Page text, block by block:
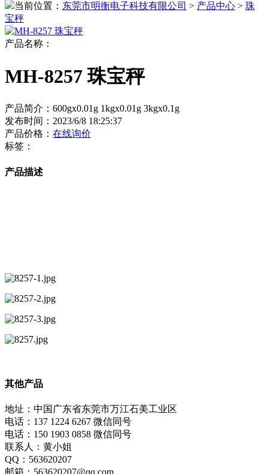
当前位置： 东莞市明衡电子科技有限公司 > 产品中心 > 珠
宝秤
产品名称：
MH-8257 珠宝秤
产品简介：600gx0.01g 1kgx0.01g 3kgx0.1g
发布时间：2023/6/8 18:25:37
产品价格： 在线询价
标签：
产品描述
其他产品
地址：中国广东省东莞市万江石美工业区
电话：137 1224 6267 微信同号
电话：150 1903 0858 微信同号
联系人：黄小姐
QQ：563620207